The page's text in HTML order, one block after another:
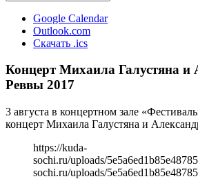
Google Calendar
Outlook.com
Скачать .ics
Концерт Михаила Галустяна и
Реввы 2017
3 августа в концертном зале
концерт Михаила Галустяна и
https://kuda-
sochi.ru/uploads/
sochi.ru/uploads/